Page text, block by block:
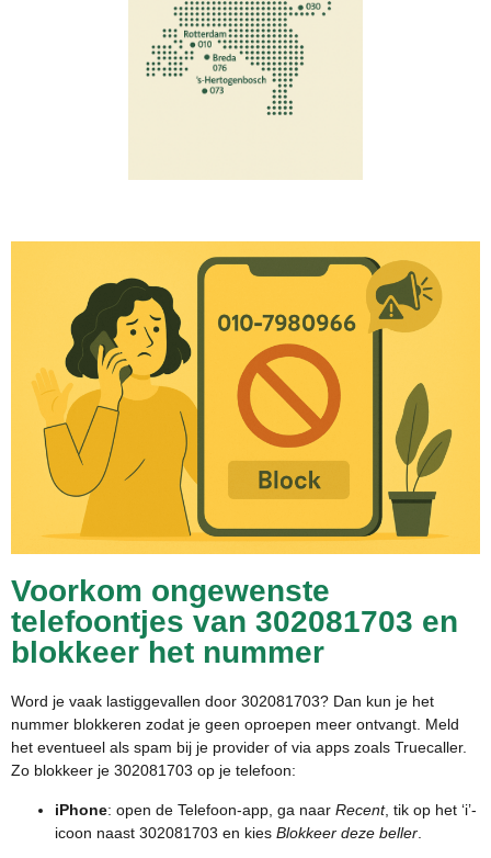
Voorkom ongewenste
telefoontjes van 302081703 en
blokkeer het nummer
Word je vaak lastiggevallen door 302081703? Dan kun je het
nummer blokkeren zodat je geen oproepen meer ontvangt. Meld
het eventueel als spam bij je provider of via apps zoals Truecaller.
Zo blokkeer je 302081703 op je telefoon:
iPhone: open de Telefoon-app, ga naar Recent, tik op het ‘i’-
icoon naast 302081703 en kies Blokkeer deze beller